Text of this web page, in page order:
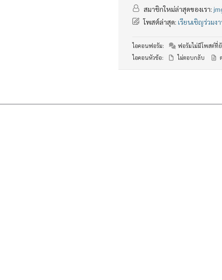
สมาชิกใหม่ล่าสุดของเรา:
โพสต์ล่าสุด: เรียนเชิญร่วม
ไอคอนฟอรัม:
ฟอรัมไม่มีโพสต์ที่ยั
ไอคอนหัวข้อ:
ไม่ตอบกลับ